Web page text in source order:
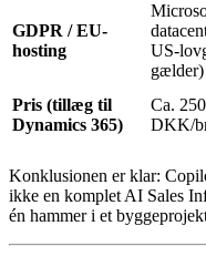
GDPR / EU-
hosting
US-
gælder)
Pris (tillæg til
Dynamics 365)
Ca. 250
DKK/
Konklusionen er klar:
ikke en komplet AI Sales
én hammer i et